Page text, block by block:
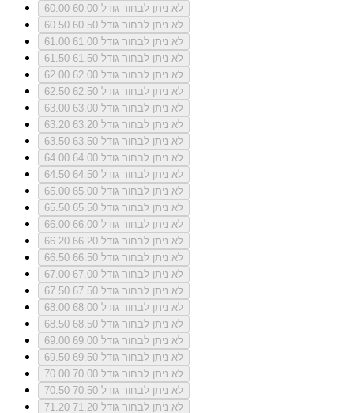
60.00
לא ניתן לבחור גודל 60.00
60.50
לא ניתן לבחור גודל 60.50
61.00
לא ניתן לבחור גודל 61.00
61.50
לא ניתן לבחור גודל 61.50
62.00
לא ניתן לבחור גודל 62.00
62.50
לא ניתן לבחור גודל 62.50
63.00
לא ניתן לבחור גודל 63.00
63.20
לא ניתן לבחור גודל 63.20
63.50
לא ניתן לבחור גודל 63.50
64.00
לא ניתן לבחור גודל 64.00
64.50
לא ניתן לבחור גודל 64.50
65.00
לא ניתן לבחור גודל 65.00
65.50
לא ניתן לבחור גודל 65.50
66.00
לא ניתן לבחור גודל 66.00
66.20
לא ניתן לבחור גודל 66.20
66.50
לא ניתן לבחור גודל 66.50
67.00
לא ניתן לבחור גודל 67.00
67.50
לא ניתן לבחור גודל 67.50
68.00
לא ניתן לבחור גודל 68.00
68.50
לא ניתן לבחור גודל 68.50
69.00
לא ניתן לבחור גודל 69.00
69.50
לא ניתן לבחור גודל 69.50
70.00
לא ניתן לבחור גודל 70.00
70.50
לא ניתן לבחור גודל 70.50
71.20
לא ניתן לבחור גודל 71.20